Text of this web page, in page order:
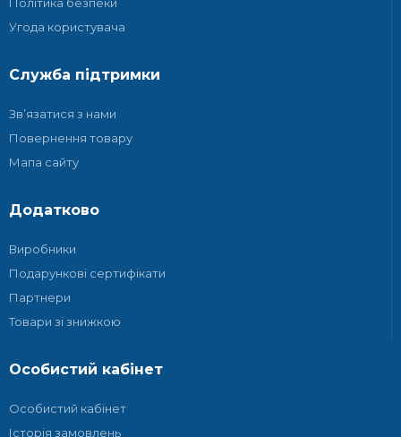
Угода користувача
Служба підтримки
Зв’язатися з нами
Повернення товару
Мапа сайту
Додатково
Виробники
Подарункові сертифікати
Партнери
Товари зі знижкою
Особистий кабінет
Особистий кабінет
Історія замовлень